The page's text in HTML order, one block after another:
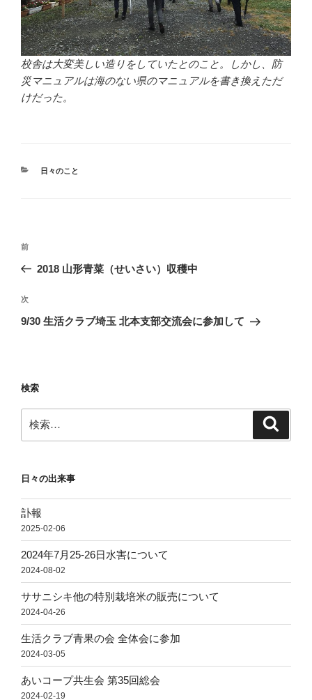
校舎は大変美しい造りをしていたとのこと。しかし、防
災マニュアルは海のない県のマニュアルを書き換えただ
けだった。
カ
日々のこと
投
ナ
ビ
ゲ
ン
前
の
稿
前
2018 山形青菜（せいさい）収穫中
次
の
次
9/30 生活クラブ埼玉 北本支部交流会に参加して
検索
索:
日々の出来事
訃報
2025-02-06
2024年7月25-26日水害について
2024-08-02
ササニシキ他の特別栽培米の販売について
2024-04-26
生活クラブ青果の会 全体会に参加
2024-03-05
あいコープ共生会 第35回総会
2024-02-19